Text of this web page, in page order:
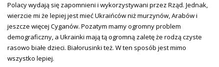
Polacy wydają się zapomnieni i wykorzystywani przez Rząd. Jednak,
wierzcie mi że lepiej jest mieć Ukraińców niż murzynów, Arabów i
jeszcze więcej Cyganów. Pozatym mamy ogromny problem
demograficzny, a Ukrainki mają tą ogromną zaletę że rodzą czyste
rasowo białe dzieci. Białorusinki też. W ten sposób jest mimo
wszystko lepiej.